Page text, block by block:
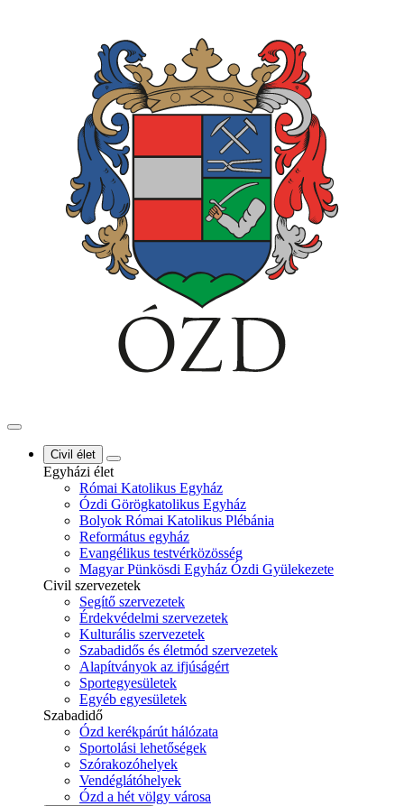
Civil élet
Egyházi élet
Római Katolikus Egyház
Ózdi Görögkatolikus Egyház
Bolyok Római Katolikus Plébánia
Református egyház
Evangélikus testvérközösség
Magyar Pünkösdi Egyház Ózdi Gyülekezete
Civil szervezetek
Segítő szervezetek
Érdekvédelmi szervezetek
Kulturális szervezetek
Szabadidős és életmód szervezetek
Alapítványok az ifjúságért
Sportegyesületek
Egyéb egyesületek
Szabadidő
Ózd kerékpárút hálózata
Sportolási lehetőségek
Szórakozóhelyek
Vendéglátóhelyek
Ózd a hét völgy városa